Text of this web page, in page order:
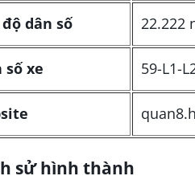
dân số 22.222
số xe 59-L1-
sử hình thành